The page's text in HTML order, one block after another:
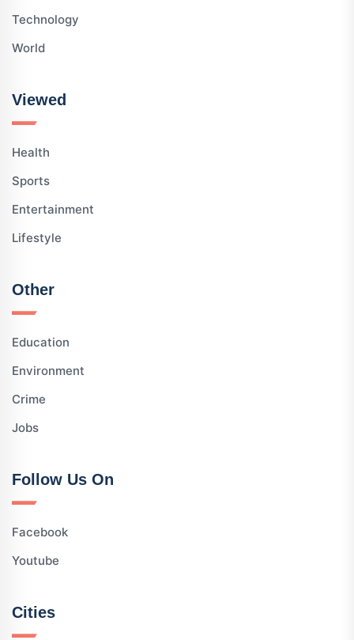
Technology
World
Viewed
Health
Sports
Entertainment
Lifestyle
Other
Education
Environment
Crime
Jobs
Follow Us On
Facebook
Youtube
Cities